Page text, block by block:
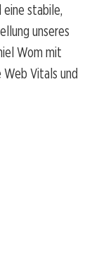
stabile,
unseres
Wom mit
Web Vitals und